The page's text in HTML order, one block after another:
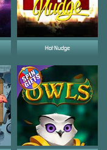
Hot Nudge